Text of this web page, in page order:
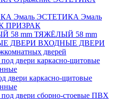
ЭСТЕТИКА Эмаль
ПРИЗРАК
ТЯЖЁЛЫЙ 58 mm
ВХОДНЫЕ ДВЕРИ
дверей
двери каркасно-щитовые